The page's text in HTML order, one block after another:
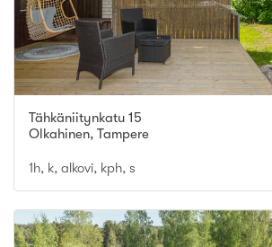
Tähkäniitynkatu 15
Olkahinen, Tampere
1h, k, alkovi, kph, s